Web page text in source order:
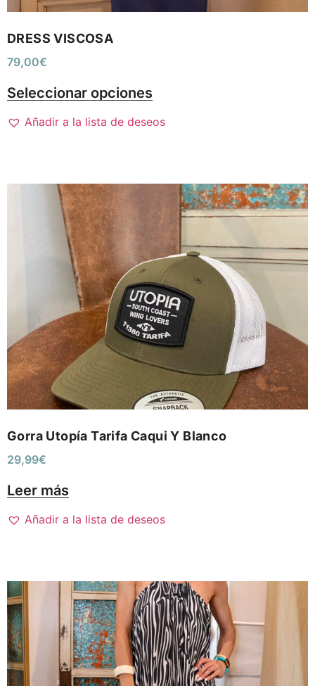
DRESS VISCOSA
79,00€
Seleccionar opciones
Añadir a la lista de deseos
Gorra Utopía Tarifa Caqui Y Blanco
29,99€
Leer más
Añadir a la lista de deseos